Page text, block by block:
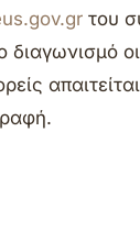
του
διαγωνισμό